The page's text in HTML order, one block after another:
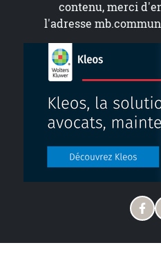
contenu, merci
l'adresse